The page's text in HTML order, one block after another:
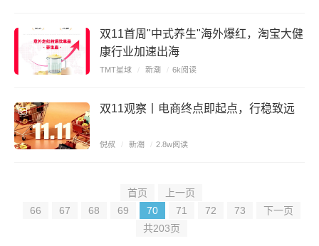
双11首周"中式养生"海外爆红，淘宝大健
康行业加速出海
TMT星球 / 新潮 / 6k阅读
双11观察丨电商终点即起点，行稳致远
倪叔 / 新潮 / 2.8w阅读
首页
上一页
66
67 68 69 70 71 72 73
下一页
共203页